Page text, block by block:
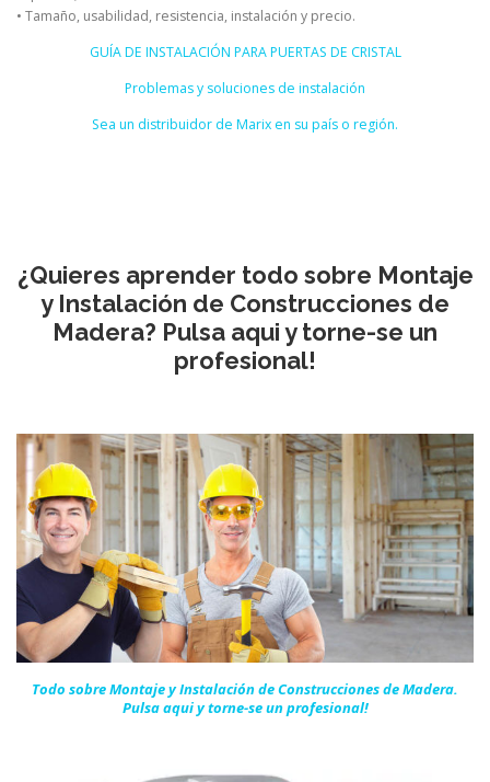
• Tamaño, usabilidad, resistencia, instalación y precio.
GUÍA DE INSTALACIÓN PARA PUERTAS DE CRISTAL
Problemas y soluciones de instalación
Sea un distribuidor de Marix en su país o región.
¿Quieres aprender todo sobre Montaje
y Instalación de Construcciones de
Madera? Pulsa aqui y torne-se un
profesional!
Todo sobre Montaje y Instalación de Construcciones de Madera.
Pulsa aqui y torne-se unprofesional!